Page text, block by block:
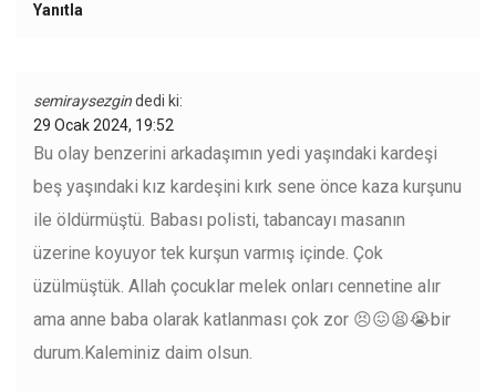
Yanıtla
semiraysezgindedi ki:
29 Ocak 2024, 19:52
Bu olay benzerini arkadaşımın yedi yaşındaki kardeşi
beş yaşındaki kız kardeşini kırk sene önce kaza kurşunu
ile öldürmüştü. Babası polisti, tabancayı masanın
üzerine koyuyor tek kurşun varmış içinde. Çok
üzülmüştük. Allah çocuklar melek onları cennetine alır
ama anne baba olarak katlanması çok zor 😣😖😫😭bir
durum.Kaleminiz daim olsun.